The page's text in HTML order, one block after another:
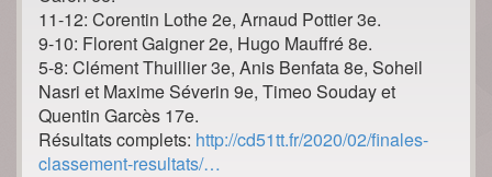
11-12: Corentin Lothe 2e, Arnaud Pottier 3e.
9-10: Florent Gaigner 2e, Hugo Mauffré 8e.
5-8: Clément Thuillier 3e, Anis Benfata 8e, Soheil
Nasri et Maxime Séverin 9e, Timeo Souday et
Quentin Garcès 17e.
Résultats complets: http://cd51tt.fr/2020/02/finales-
classement-resultats/…